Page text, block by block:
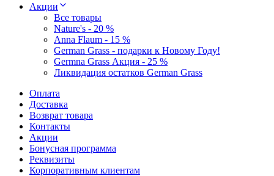
Акции
Все товары
Nature's - 20 %
Anna Flaum - 15 %
German Grass - подарки к Новому Году!
Germna Grass Акция - 25 %
Ликвидация остатков German Grass
Оплата
Доставка
Возврат товара
Контакты
Акции
Бонусная программа
Реквизиты
Корпоративным клиентам